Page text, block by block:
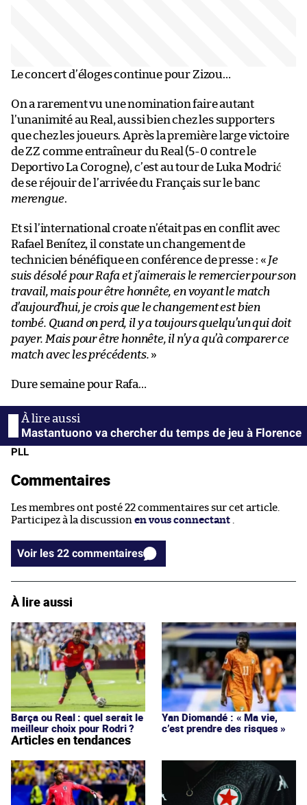
Le concert d’éloges continue pour Zizou…
On a rarement vu une nomination faire autant
l’unanimité au Real, aussi bien chez les supporters
que chez les joueurs. Après la première large victoire
de ZZ comme entraîneur du Real (5-0 contre le
Deportivo La Corogne), c’est au tour de Luka Modrić
de se réjouir de l’arrivée du Français sur le banc
merengue.
Et si l’international croate n’était pas en conflit avec
Rafael Benítez, il constate un changement de
technicien bénéfique en conférence de presse : « Je
suis désolé pour Rafa et j’aimerais le remercier pour son
travail, mais pour être honnête, en voyant le match
d’aujourd’hui, je crois que le changement est bien
tombé. Quand on perd, il y a toujours quelqu’un qui doit
payer. Mais pour être honnête, il n’y a qu’à comparer ce
match avec les précédents. »
Dure semaine pour Rafa…
Mastantuono va chercher du temps de jeu à Florence
PLL
Commentaires
Les membres ont posté 22 commentaires sur cet article.
Participez à la discussion en vous connectant .
Voir les 22 commentaires
À lire aussi
Barça ou Real : quel serait le
meilleur choix pour Rodri ?
Yan Diomandé : « Ma vie,
c’est prendre des risques »
Articles en tendances